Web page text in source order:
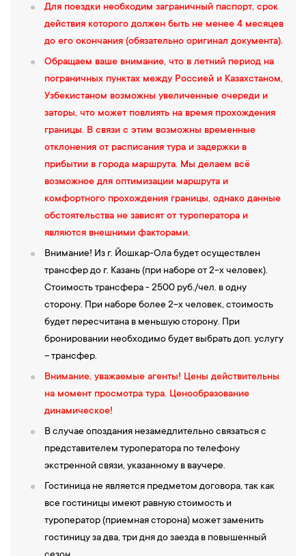
насладиться красотой узбекской природы.
20:00 — Прибытие в Самарканд. Завершение экскурсионной
программы (время окончания программы ориентировочное).
Заселениев гостиницу Самарканда. Свободное время.
6-й день
корнями более чем на 2700 лет. Город, словно ожившая
легенда, завораживает своей архитектурой — величественные
памятники, такие как Регистан,
мавзолей Гур-Эмир и мечеть
Биби-Ханым
, рассказывают истории великих правителей и
учёных. Вы увидите роскошь и масштаб этого величественного
сооружения, которое оставит вас без слов. Далее мы
отправимся на знаменитую
карточку Самарканда. Здесь вас ждёт потрясающий ансамбль
из трёх медресе, каждое из которых шедевр архитектуры и
истории. Почувствуйте, как время останавливается в этом
месте, полном величия и мистики.
13:00 — Обед в кафе города.
14:00 —Завершим нашу экскурсию уМечети Биби-ханум
построенной в честь любимой жены Амира Тимура. Это одно из
самых грандиозных сооружений в Центральной Азии, которое
восхищает своей масштабностью и великолепием. После
насыщенной экскурсии у нас будет время для отдыха и
свободных прогулок по этому сказочному городу. Не оставим в
Для поездки необходим заграничный паспорт, срок
действия которого должен быть не менее 4 месяцев
до его окончания (обязательно оригинал документа).
Обращаем ваше внимание, что в летний период на
пограничных пунктах между Россией и Казахстаном,
Узбекистаном возможны увеличенные очереди и
заторы, что может повлиять на время прохождения
границы. В связи с этим возможны временные
отклонения от расписания тура и задержки в
прибытии в города маршрута. Мы делаем всё
возможное для оптимизации маршрута и
комфортного прохождения границы, однако данные
обстоятельства не зависят от туроператора и
являются внешними факторами.
Внимание! Из г. Йошкар-Ола будет осуществлен
трансфер до г. Казань (при наборе от 2-х человек).
Стоимость трансфера - 2500 руб./чел. в одну
сторону. При наборе более 2-х человек, стоимость
будет пересчитана в меньшую сторону. При
бронировании необходимо будет выбрать доп. услугу
– трансфер.
Внимание, уважаемые агенты! Цены действительны
на момент просмотра тура. Ценообразование
динамическое!
В случае опоздания незамедлительно связаться с
представителем туроператора по телефону
экстренной связи, указанному в ваучере.
Гостиница не является предметом договора, так как
все гостиницы имеют равную стоимость и
туроператор (приемная сторона) может заменить
гостиницу за два, три дня до заезда в повышенный